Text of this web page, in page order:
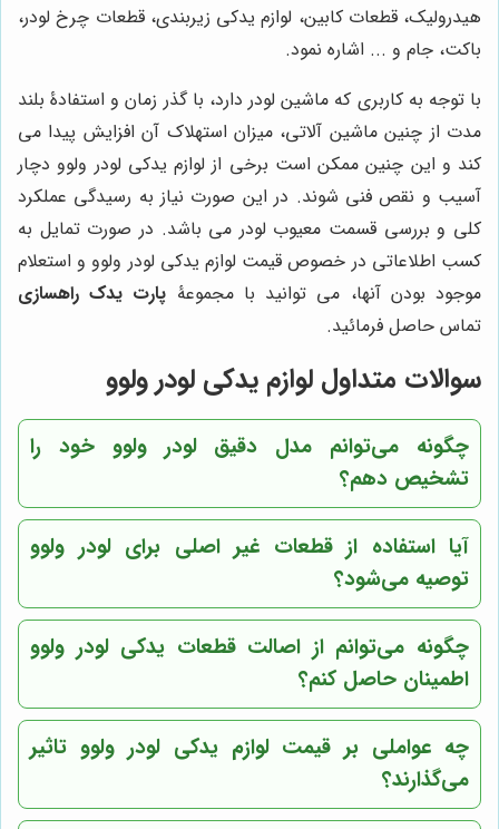
هیدرولیک، قطعات کابین، لوازم یدکی زیربندی، قطعات چرخ لودر،
باکت، جام و ... اشاره نمود.
با توجه به کاربری که ماشین لودر دارد، با گذر زمان و استفادۀ بلند
مدت از چنین ماشین آلاتی، میزان استهلاک آن افزایش پیدا می
کند و این چنین ممکن است برخی از لوازم یدکی لودر ولوو دچار
آسیب و نقص فنی شوند. در این صورت نیاز به رسیدگی عملکرد
کلی و بررسی قسمت معیوب لودر می باشد. در صورت تمایل به
کسب اطلاعاتی در خصوص قیمت لوازم یدکی لودر ولوو و استعلام
موجود بودن آنها، می توانید با مجموعۀ پارت یدک راهسازی
تماس حاصل فرمائید.
سوالات متداول لوازم یدکی لودر ولوو
چگونه می‌توانم مدل دقیق لودر ولوو خود را
تشخیص دهم؟
آیا استفاده از قطعات غیر اصلی برای لودر ولوو
توصیه می‌شود؟
چگونه می‌توانم از اصالت قطعات یدکی لودر ولوو
اطمینان حاصل کنم؟
چه عواملی بر قیمت لوازم یدکی لودر ولوو تاثیر
می‌گذارند؟